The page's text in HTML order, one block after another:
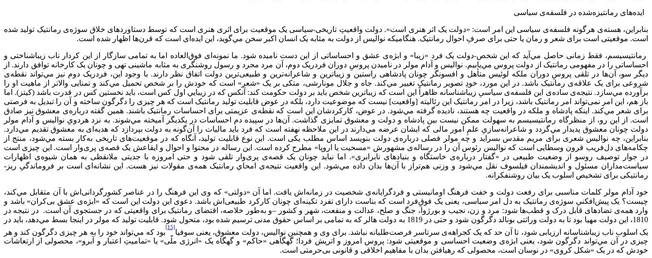
ایده‌های رمانتیزه‌‌شده در فلسفه‌ی سیاسی
بنابراین، هسته‌ی هرگونه فلسفه‌ی سیاسی این امر است: «دولت یک اثر هنری است». دولت واقعیتِ تاریخی-سیاسی یک موقعیت برای اثری هنری است که توسط دستاوردهای خلاق سوژه‌ی رمانتیک تولید شده
است. موقعيتی است برای شعر و رمان یا حتی برای صرفِ احوال رمانتیک. هنگامیکه نوالیس از دولت به مثابه یک انسان اکبر سخن مي‌‌گوید، این ایده‌ای است که قرن‌ها اظهار شده است.
رمانتیسیسم، فقط زمانی حاصل مي‌‌آید که این شخص-دولت یک فرد «زیبا» و ابژه‌ی عشق و احساساتی از این دست نامیده شود. ما نمونه‌ای فوق‌العاده اما به تمامی سازگار از این کردار ناب زیباشناختی و
احساساتی را در مفهومی رمانتیک از دولت پروس مي‌‌یابیم. نوالیس و آدام مولر در نامیدن پروسِ دوران فردریک دوم، آن مرد مجرد و رسول روشنگری به مثابه ماشینی تهی و چونان یک کارخانه توافق دارند. از
دیگر سو، آن‌ها ‌در تلقی پروسِ دوران ملکه‌ لوئیس متأهل و افسونگر چونان پادشاهی راستین و زیباترین و شاعرانه‌ترین و طبیعی‌ترین دولت اتفاق نظر دارند. با وجود این، فردریک دوم نیز مي‌‌تواند نقطه‌ی
شروعی برای یک علاقه‌ی رمانتیک باشد. در این مورد، خودِ تصویر رمانتیک تغییر مي‌‌کند. جاه و جلال مونارشی، متکی بر یک «شعر» است که خودش را بر شخص تحمیل مي‌‌کند و تمنايی والاتر از ماهیت او را
برآورده مي‌‌سازد. نتیجه‌ی ساده‌ی این فلسفه‌ی سیاسیِ زیباشناسانه ظاهراً این است که زیباترین شخص باید بر دولت حکومت کند: آنکس که در زیبايي اول کس است، باید نخستین کس در قدرت باشد (کیتز). اما
باز هم، این امر نمی‌تواند امر رمانتیک باشد، زیرا در امر رمانتیک این رئالیته [واقعیت] نیست که موضوعیت دارد، بلکه در عوض قابلیت تولید رمانتیک است که هر چیزی را دگرگون ساخته و آن را تبدیل به فرصتی
برای شعر مي‌‌کند. اینکه پادشاه و ملکه در واقعیت چه هستند، نادیده گرفته مي‌‌شود. در عوض، کارکردشان این است که نقطه‌ی عزیمتی برای احساسات رمانتیک باشند. همین گفته درباره‌ی معشوق نیز صادق
است. از این رو، از منظرگاه رمانتیسیسم به سهولت ممکن نیست بین پادشاه و دولت و معشوق تمایزی گذاشت. آن‌ها ‌در سپیده دم احساسات در یکدیگر آمیخته مي‌‌شوند. به نزد هردویِ نوالیس و آدام مولر
دولت چونان معشوق پدیدار مي‌گردد و شاعرانه‌سازیِ علمِ امور مالی که ایشان عرضه مي‌‌دارند در این ملاحظه نهفته است که فرد باید مالیات را آن‌گونه به دولت بپردازد که هدیه‌ای به معشوق تقدیم مي‌‌دارد.
بنابراین، چه نوالیس شعری برای مریم مقدس بسراید و چه مولر فصلی درباره‌ی دولت بنویسد اساس مطلب یکی است. این نوع قابلیت تولید، آنگاه که در موقعیت‌های تاریخی به‌کار بسته مي‌‌شود، منتج از
چکامه‌های دل‌فریب قرون وسطایی است که نوالیس رئوس آن را در رساله‌ی مشهورش «مسحیت یا اروپا» مطرح کرده است. این رساله در محتوا و احوال و ایقاعش یک قصه‌ی پری‌وار است. این چیزی است
در جوار توصیف روسو از وضعیت طبیعی در «گفتار درباره‌ی خاستگاه و بنیادهای نابرابری». اما نباید چونان یک قصه‌ی پری‌وار تلقی شود و حتی امروزه با جدیتی ملانقطی به همان شیوه‌ی اظهارات
سیاست‌مداران مسئول و اندیشمندان فیلسوف نقل مي‌‌شود و وزنی هم‌تراز با آن‌ها ‌بدان داده مي‌‌شود. این واقعیت نتیجه‌ی امحاي رمانتیک همه‌ی مقولات نیز هست. این نشانه‌ای است بر فروماندگیِ ریز-
رمانتیکی برای تشخیص اسلوب یک بیان روشنفکرانه.
خود آدام مولر کلمات مناسبی برای رفعت دولت و خفت فرهنگ اومانیستی و فردگرایانه‌ی شخصیت در زمانه‌اش یافت. اما آن «دولتی» که وی این فرهنگ را در عناصر کشورگردانی‌اش با آن متقابل مي‌‌کند،
چیست؟ یک پیش‌افکنیِ سوژه‌ی رمانتیک به دل امر سیاسی، یعنی یک فوقِ‌فرد است که بناست دارای تفرد تکینه‌ای چونان کارکرد طبیعی‌اش باشد. دعوی این دولت این است که «ابژه‌ی عشق بی‌کران» باشد و
وارد همه‌ی تضادهای قابل درک و قطب‌ها شود: مرد و زن، نجیب و بورژوا، جنگ و صلح، عدالت و منفعت، شهر و کشور –و به‌طور خلاصه، اقتضای رمانتیک برای واقعیتی که در جستجوی آن است. در نتیجه در
1810، این دولت مهیا بود تا به دولت وراثتی بونالد دگرگون شود و حتی در 1819 به دولت هالر که به تمامی بر اساس حقوق مدنی ترسیم شده بود، متحول شود. قابلیت تولید که مولر در اینجا بسط مي‌‌دهد، باید در
یک اسلوب ناب زیباشناسانه ارزیابی شود، تا آن حد که یک کجراهه‌ی سرتاسر فرصت‌طلبانه نباشد. برای وی و همچنین نوالیس، دولت معشوق، یعنی سوفیا
[15]
بود که مي‌‌تواند خود را به هر چیزی دگرگون کند و هر
چیزی در آن مي‌‌تواند دگرگون شود، یعنی ابژه‌ی وضعیت احساسی و موقعیتی شود: پروس امروز و اتریش فردا؛ گهگاهی «حاکم» و گهگاه یک «انرژی ملّی» یا «تمامیتِ اعتبار و آبرو»، محصولی از ارتعاشات
خودش که در یک «شکل کروی» در نوسان است، محصولی که رهیافتن بدان با مفاهیم اخلاقی و قانونی بی‌حرمتی است.